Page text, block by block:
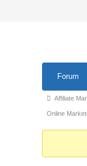
Forum
Forum-
-
bist
Affiliate
Online